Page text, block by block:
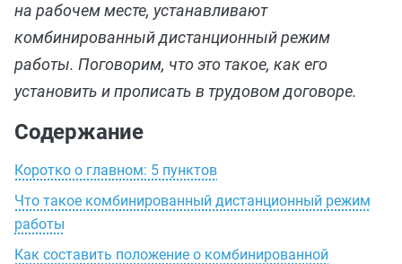
на рабочем месте, устанавливают
комбинированный дистанционный режим
работы. Поговорим, что это такое, как его
установить и прописать в трудовом договоре.
Содержание
Коротко о главном: 5 пунктов
Что такое комбинированный дистанционный режим
работы
Как составить положение о комбинированной